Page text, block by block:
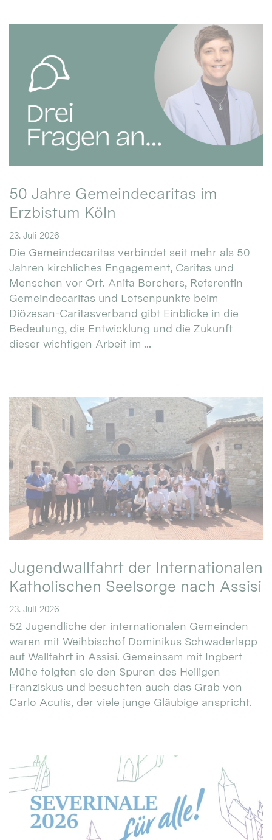
50 Jahre Gemeindecaritas im
Erzbistum Köln
23. Juli 2026
Die Gemeindecaritas verbindet seit mehr als 50
Jahren kirchliches Engagement, Caritas und
Menschen vor Ort. Anita Borchers, Referentin
Gemeindecaritas und Lotsenpunkte beim
Diözesan-Caritasverband gibt Einblicke in die
Bedeutung, die Entwicklung und die Zukunft
dieser wichtigen Arbeit im ...
Jugendwallfahrt der Internationalen
Katholischen Seelsorge nach Assisi
23. Juli 2026
52 Jugendliche der internationalen Gemeinden
waren mit Weihbischof Dominikus Schwaderlapp
auf Wallfahrt in Assisi. Gemeinsam mit Ingbert
Mühe folgten sie den Spuren des Heiligen
Franziskus und besuchten auch das Grab von
Carlo Acutis, der viele junge Gläubige anspricht.